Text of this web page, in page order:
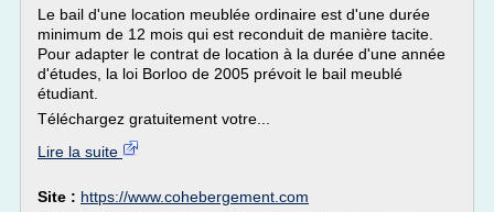
Le bail d'une location meublée ordinaire est d'une durée
minimum de 12 mois qui est reconduit de manière tacite.
Pour adapter le contrat de location à la durée d'une année
d'études, la loi Borloo de 2005 prévoit le bail meublé
étudiant.
Téléchargez gratuitement votre...
Lire la suite
Site : https://www.cohebergement.com